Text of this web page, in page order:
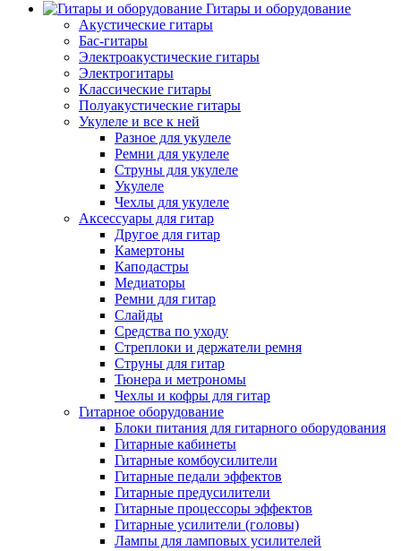
Гитары и оборудование
Акустические гитары
Бас-гитары
Электроакустические гитары
Электрогитары
Классические гитары
Полуакустические гитары
Укулеле и все к ней
Разное для укулеле
Ремни для укулеле
Струны для укулеле
Укулеле
Чехлы для укулеле
Аксессуары для гитар
Другое для гитар
Камертоны
Каподастры
Медиаторы
Ремни для гитар
Слайды
Средства по уходу
Стреплоки и держатели ремня
Струны для гитар
Тюнера и метрономы
Чехлы и кофры для гитар
Гитарное оборудование
Блоки питания для гитарного оборудования
Гитарные кабинеты
Гитарные комбоусилители
Гитарные педали эффектов
Гитарные предусилители
Гитарные процессоры эффектов
Гитарные усилители (головы)
Лампы для ламповых усилителей